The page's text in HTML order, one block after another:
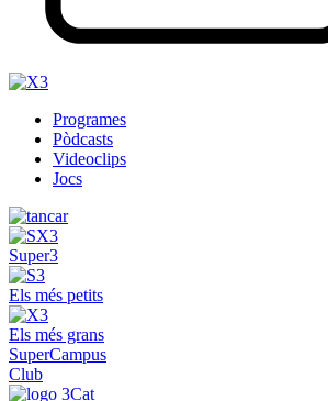
Programes
Pòdcasts
Videoclips
Jocs
Super3
Els més petits
Els més grans
SuperCampus
Club